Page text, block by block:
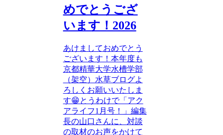
めでとうござ
います！2026
あけましておめでとう
ございます！本年度も
京都精華大学水槽学部
（架空）水草ブログよ
ろしくお願いいたしま
す😁とうわけで「アク
アライフ1月号！」編集
長の山口さんに、対談
の取材のお声をかけて